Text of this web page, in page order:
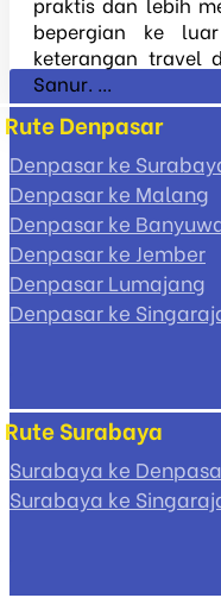
bepergian ke
keterangan travel
Sanur. ...
Rute Denpasar
Denpasar ke
Denpasar ke Malang
Denpasar ke
Denpasar ke Jember
Denpasar Lumajang
Denpasar ke
Rute Surabaya
Surabaya ke
Surabaya ke